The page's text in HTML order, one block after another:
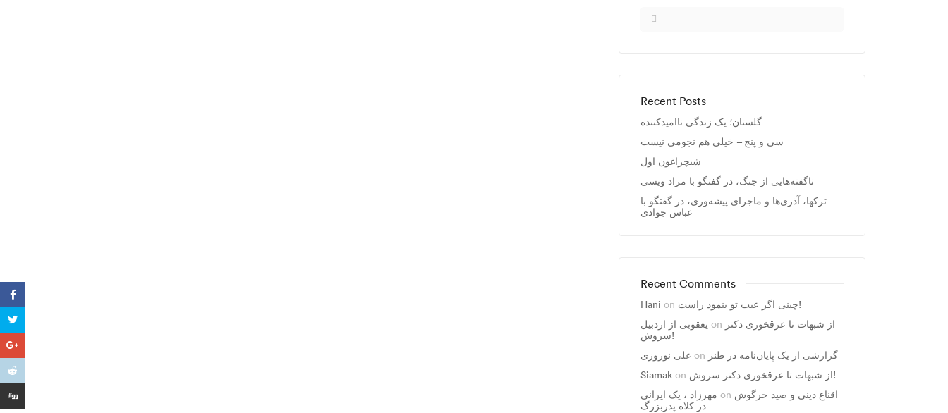
Recent Posts
گلستان؛ یک زندگی ناامیدکننده
سی و پنج – خیلی هم نجومی نیست
شبچراغون اول
ناگفته‌هایی از جنگ، در گفتگو با مراد ویسی
ترکها، آذری‌ها و ماجرای پیشه‌وری، در گفتگو با
عباس جوادی
Recent Comments
Hani on
چینی اگر عیب تو بنمود راست!
یعقوبی از اردبیل on از شبهات تا عرقخوری دکتر
سروش!
علی نوروزی on گزارشی از یک پایان‌نامه در طنز
Siamak on
از شبهات تا عرقخوری دکتر سروش!
مهرزاد ، يک ايرانی on اقناع دینی و صید خرگوش
در کلاه پدربزرگ